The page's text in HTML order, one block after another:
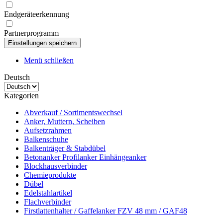
Endgeräteerkennung
Partnerprogramm
Menü schließen
Deutsch
Kategorien
Abverkauf / Sortimentswechsel
Anker, Muttern, Scheiben
Aufsetzrahmen
Balkenschuhe
Balkenträger & Stabdübel
Betonanker Profilanker Einhängeanker
Blockhausverbinder
Chemieprodukte
Dübel
Edelstahlartikel
Flachverbinder
Firstlattenhalter / Gaffelanker FZV 48 mm / GAF48